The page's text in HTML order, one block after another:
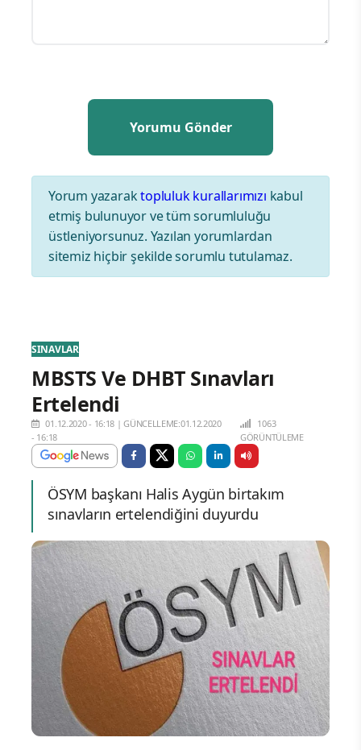
Yorum yazaraktopluluk kurallarımızı kabul
etmiş bulunuyor ve tüm sorumluluğu
üstleniyorsunuz. Yazılan yorumlardan
sitemiz hiçbir şekilde sorumlu tutulamaz.
SINAVLAR
MBSTS Ve DHBT Sınavları
Ertelendi
01.12.2020 - 16:18 |GÜNCELLEME:01.12.2020
- 16:18
1063
GÖRÜNTÜLEME
ÖSYM başkanı Halis Aygün birtakım
sınavların ertelendiğini duyurdu